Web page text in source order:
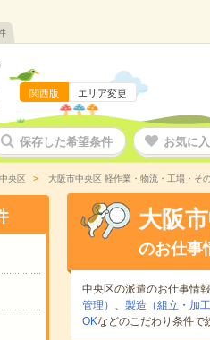
関西版 エリア変更
保存した希望条件 お気に
央区 大阪市中央区 軽作業・物流・工場・そ
大阪
のお仕事
中央区の派遣のお仕事情
管理） 、 製造（組立・加工
OKなどのこだわり条件で